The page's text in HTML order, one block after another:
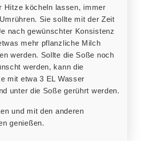
Hitze köcheln lassen, immer
Sie sollte mit der Zeit
nach gewünschter Konsistenz
mehr pflanzliche Milch
werden. Sollte die Soße noch
werden, kann die
mit etwa 3 EL Wasser
unter die Soße gerührt werden.
genießen.